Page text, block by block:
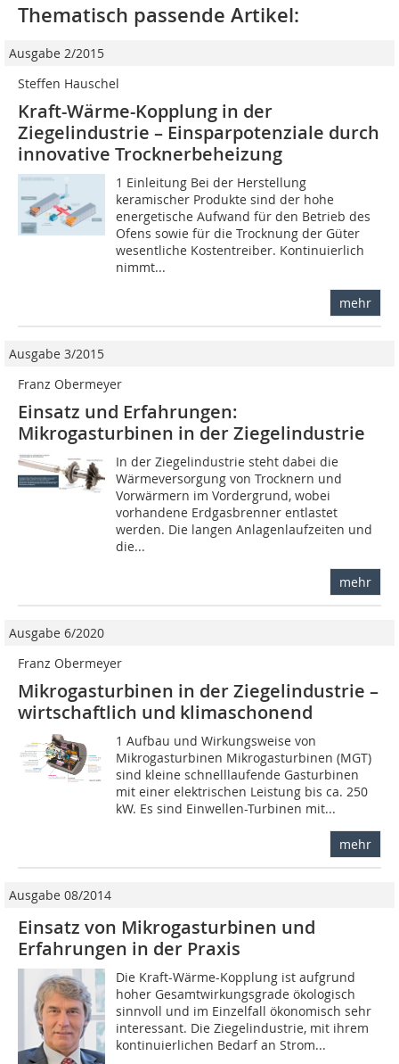
Thematisch passende Artikel:
Ausgabe 2/2015
Steffen Hauschel
Kraft-Wärme-Kopplung in der
Ziegelindustrie – Einsparpotenziale durch
innovative Trocknerbeheizung
1 Einleitung Bei der Herstellung
keramischer Produkte sind der hohe
energetische Aufwand für den Betrieb des
Ofens sowie für die Trocknung der Güter
wesentliche Kostentreiber. Kontinuierlich
nimmt...
mehr
Ausgabe 3/2015
Franz Obermeyer
Einsatz und Erfahrungen:
Mikrogasturbinen in der Ziegelindustrie
In der Ziegelindustrie steht dabei die
Wärmeversorgung von Trocknern und
Vorwärmern im Vordergrund, wobei
vorhandene Erdgasbrenner entlastet
werden. Die langen Anlagenlaufzeiten und
die...
mehr
Ausgabe 6/2020
Franz Obermeyer
Mikrogasturbinen in der Ziegelindustrie –
wirtschaftlich und klimaschonend
1 Aufbau und Wirkungsweise von
Mikrogasturbinen Mikrogasturbinen (MGT)
sind kleine schnelllaufende Gasturbinen
mit einer elektrischen Leistung bis ca. 250
kW. Es sind Einwellen-Turbinen mit...
mehr
Ausgabe 08/2014
Einsatz von Mikrogasturbinen und
Erfahrungen in der Praxis
Die Kraft-Wärme-Kopplung ist aufgrund
hoher Gesamtwirkungsgrade ökologisch
sinnvoll und im Einzelfall ökonomisch sehr
interessant. Die Ziegelindustrie, mit ihrem
kontinuierlichen Bedarf an Strom...